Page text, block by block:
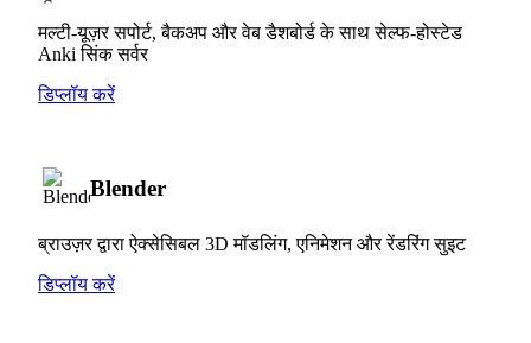
मल्टी-यूज़र सपोर्ट, बैकअप और वेब डैशबोर्ड के साथ सेल्फ-होस्टेड
Anki सिंक सर्वर
डिप्लॉय करें
Blender
ब्राउज़र द्वारा ऐक्सेसिबल 3D मॉडलिंग, एनिमेशन और रेंडरिंग सुइट
डिप्लॉय करें